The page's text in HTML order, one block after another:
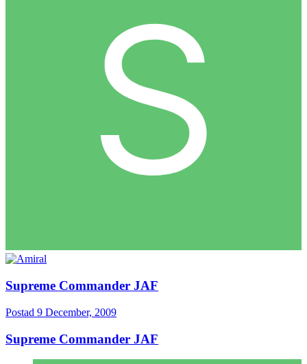
Supreme Commander JAF
Postad 9 December, 2009
Supreme Commander JAF